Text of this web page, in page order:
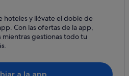
Rouge
Village
Fest Brooklyn
hoteles y llévate el doble de
Con las ofertas de la app,
mientras gestionas todo tu
a la app